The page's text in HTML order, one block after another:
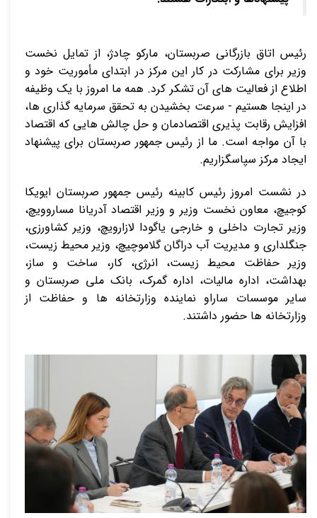
رئیس اتاق بازرگانی صربستان، مارکو چادژ، از تمایل نخست
وزیر برای مشارکت در کار این مرکز در ابتدای مأموریت خود و
اطلاع از فعالیت های آن تشکر کرد. همه ما امروز با یک وظیفه
در اینجا هستیم - سرعت بخشیدن به تحقق سرمایه گذاری ها،
افزایش رقابت پذیری اقتصادمان و حل چالش هایی که اقتصاد
با آن مواجه است. ما از رئیس جمهور صربستان برای پیشنهاد
ایجاد مرکز سپاسگزاریم.
در نشست امروز رئیس کابینه رئیس جمهور صربستان ایویکا
کوجیچ، معاون نخست وزیر و وزیر اقتصاد آدریانا مساروویچ،
وزیر تجارت داخلی و خارجی یاگودا لازارویچ، وزیر کشاورزی،
جنگلداری و مدیریت آب دراگان گلاموچیچ، وزیر محیط زیست،
وزیر حفاظت محیط زیست، انرژی، کار، ساخت و ساز،
بهداشت، اداره مالیات، اداره گمرک، بانک ملی صربستان و
سایر موسسات ساراو نماینده وزارتخانه ها و حفاظت از
وزارتخانه ها حضور داشتند.